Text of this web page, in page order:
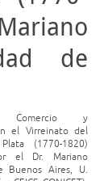
de
Comercio y
el Virreinato del
(1770-1820)
el Dr. Mariano
Buenos Aires, U.